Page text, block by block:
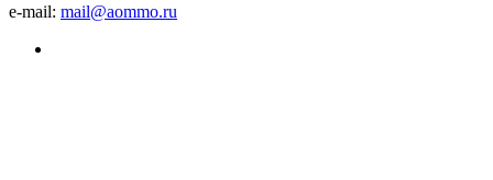
e-mail: mail@aommo.ru